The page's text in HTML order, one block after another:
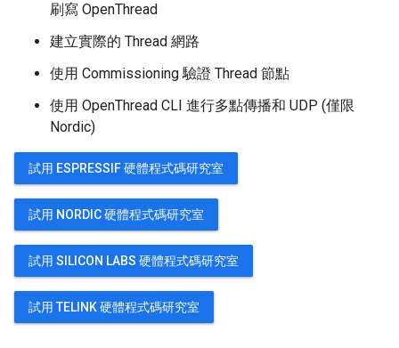
刷寫 OpenThread
建立實際的 Thread 網路
使用 Commissioning 驗證 Thread 節點
使用 OpenThread CLI 進行多點傳播和 UDP (僅限
Nordic)
試用 ESPRESSIF 硬體程式碼研究室
試用 NORDIC 硬體程式碼研究室
試用 SILICON LABS 硬體程式碼研究室
試用 TELINK 硬體程式碼研究室